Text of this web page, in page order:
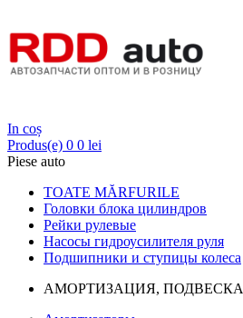
In coș
Produs(e) 0 0 lei
Piese auto
TOATE MĂRFURILE
Головки блока цилиндров
Рейки рулевые
Насосы гидроусилителя руля
Подшипники и ступицы колеса
АМОРТИЗАЦИЯ, ПОДВЕСКА